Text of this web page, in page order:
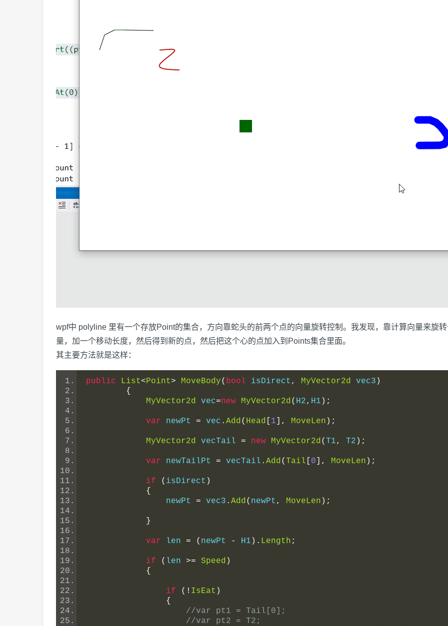
wpf中 polyline 里有一个存放Point的集合，方向靠蛇头的前两个点的向量旋转控制。我发现，靠计算向量来旋
量，加一个移动长度，然后得到新的点，然后把这个心的点加入到Points集合里面。
其主要方法就是这样：
public List<Point> MoveBody( bool isDirect , MyVector2d vec3 )
{
MyVector2d vec=new MyVector2d( H2, H1 );
var newPt = vec . Add( Head 1 ], MoveLen );
MyVector2d vecTail = new MyVector2d( T1, T2 );
var newTailPt = vecTail . Add( Tail 0 ], MoveLen );
if ( isDirect )
{
                newPt
= vec3 . Add( newPt , MoveLen );
}
var len = ( newPt - H1 ). Length ;
if ( len >= Speed )
{
if (! IsEat )
{
//var pt1 = Tail[0];
//var pt2 = T2;